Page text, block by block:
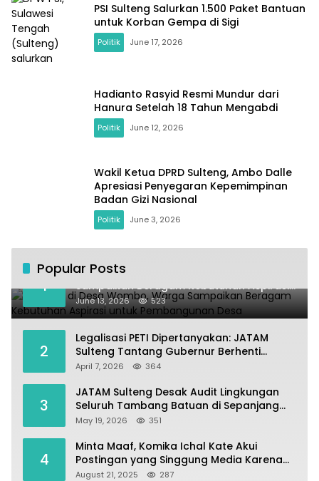
PSI Sulteng Salurkan 1.500 Paket Bantuan
untuk Korban Gempa di Sigi
Politik June 17, 2026
Hadianto Rasyid Resmi Mundur dari
Hanura Setelah 18 Tahun Mengabdi
Politik June 12, 2026
Wakil Ketua DPRD Sulteng, Ambo Dalle
Apresiasi Penyegaran Kepemimpinan
Badan Gizi Nasional
Politik June 3, 2026
Popular Posts
1
Kundapil di Desa Wombo, Warga
Sampaikan Beragam Kebutuhan Aspirasi
untuk Pembangunan Desa
June 13, 2026 523
2
Legalisasi PETI Dipertanyakan: JATAM
Sulteng Tantang Gubernur Berhenti
Andalkan Tambang dan Selamatkan
April 7, 2026 364
3
JATAM Sulteng Desak Audit Lingkungan
Seluruh Tambang Batuan di Sepanjang
Pesisir Palu–Donggala
May 19, 2026 351
4
Minta Maaf, Komika Ichal Kate Akui
Postingan yang Singgung Media Karena
Emosi
August 21, 2025 287